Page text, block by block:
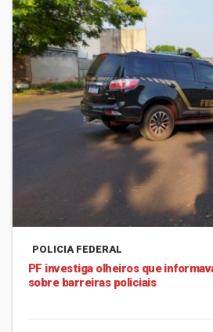
POLICIA FEDERAL
PF investiga olheiros que
sobre barreiras policiais